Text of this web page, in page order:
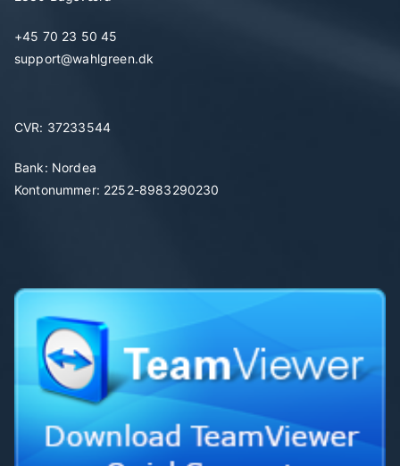
+45 70 23 50 45
support@wahlgreen.dk
CVR: 37233544
Bank: Nordea
Kontonummer: 2252-8983290230